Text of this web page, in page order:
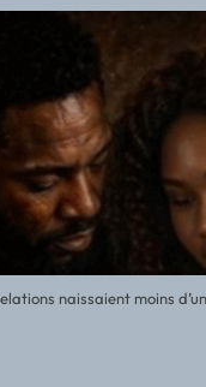
naissaient moins